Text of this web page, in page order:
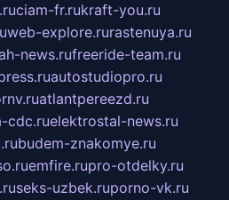
ciam-fr.rukraft-you.ru
web-explore.rurastenuya.ru
news.rufreeride-team.ru
autostudiopro.ru
atlantpereezd.ru
cdc.ruelektrostal-news.ru
budem-znakomye.ru
emfire.rupro-otdelky.ru
seks-uzbek.ruporno-vk.ru